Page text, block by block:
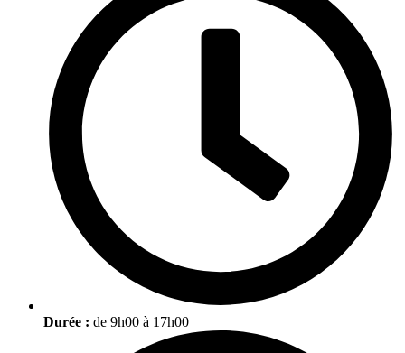
Durée : de 9h00 à 17h00